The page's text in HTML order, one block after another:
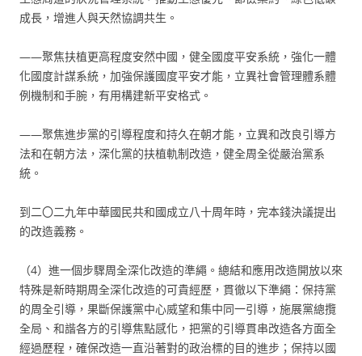
成長，增進人與天然協調共生。
——聚焦扶植更高程度安然中國，健全國度平安系統，強化一體
化國度計謀系統，加強保護國度平安才能，立異社會管理體系體
例機制和手腕，有用構建新平安格式。
——聚焦進步黨的引導程度和持久在朝才能，立異和改良引導方
法和在朝方法，深化黨的扶植軌制改造，健全周全從嚴治黨系
統。
到二〇二九年中華國民共和國成立八十周年時，完本錢決議提出
的改造義務。
（4）進一個步驟周全深化改造的準繩。總結和應用改造開放以來
特殊是新時期周全深化改造的可貴經歷，貫徹以下準繩：保持黨
的周全引導，果斷保護黨中心威望和集中同一引導，施展黨總攬
全局、和諧各方的引導焦點感化，把黨的引導貫串改造各方面全
經過歷程，確保改造一直沿著對的政治標的目的進步；保持以國